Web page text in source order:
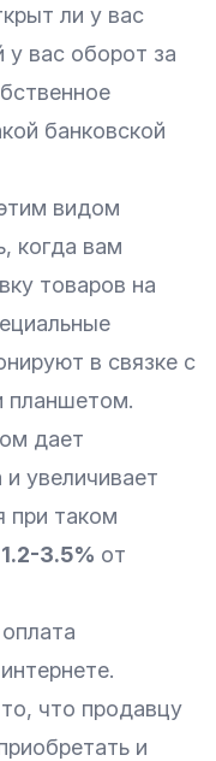
ли у вас
у вас оборот за
банковской
видом
когда вам
товаров на
в связке с
планшетом.
дает
увеличивает
при таком
1.2-3.5% от
что продавцу
и